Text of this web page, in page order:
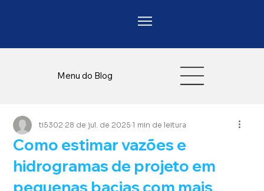
Menu do Blog
Como estimar vazões e
hidrogramas de projeto em
pequenas bacias com mais
ti5302 28 de jul. de 2025 1 min de leitura